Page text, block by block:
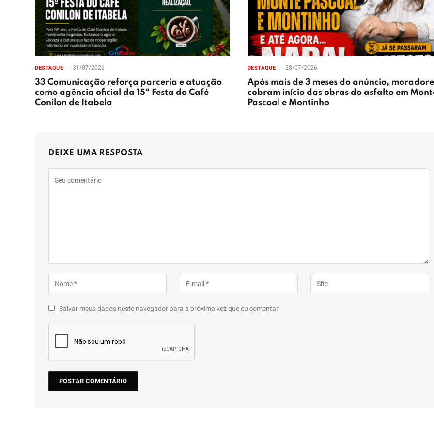
DESTAQUE 31/07/2026
33 Comunicação reforça parceria e atuação
como agência oficial da 15ª Festa do Café
Conilon de Itabela
DESTAQUE 28/07/2026
Após mais de 3 meses do anúncio,
cobram início das obras do asfalto em
Pascoal e Montinho
DEIXE UMA RESPOSTA
Salvar meus dados neste navegador para a próxima vez que eu comentar.